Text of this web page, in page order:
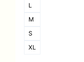
L
M
S
XL